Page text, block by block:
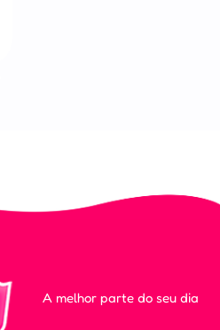
A melhor parte do seu dia